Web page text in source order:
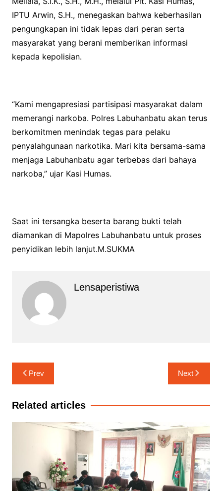
IPTU Arwin, S.H., menegaskan bahwa keberhasilan
pengungkapan ini tidak lepas dari peran serta
masyarakat yang berani memberikan informasi
kepada kepolisian.
“Kami mengapresiasi partisipasi masyarakat dalam
memerangi narkoba. Polres Labuhanbatu akan terus
berkomitmen menindak tegas para pelaku
penyalahgunaan narkotika. Mari kita bersama-sama
menjaga Labuhanbatu agar terbebas dari bahaya
narkoba,” ujar Kasi Humas.
Saat ini tersangka beserta barang bukti telah
diamankan di Mapolres Labuhanbatu untuk proses
penyidikan lebih lanjut.M.SUKMA
Lensaperistiwa
Navigasi
pos
Prev Next
Related articles